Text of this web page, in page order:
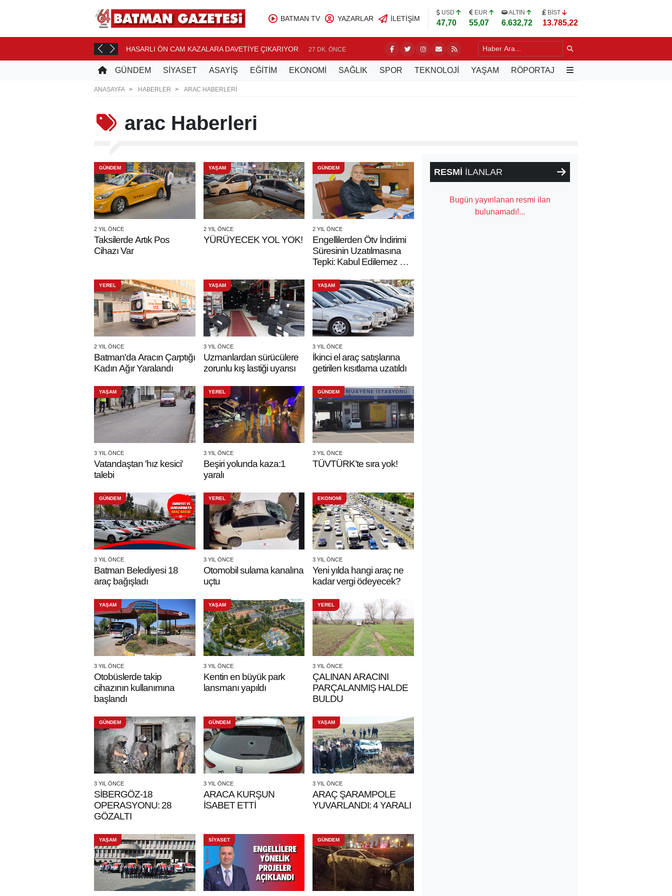
BATMAN TV YAZARLAR İLETIŞIM
USD
47,70
EUR
55,07
ALTIN
6.632,72
BİST
13.785,22
HASARLI ÖN CAM KAZALARA DAVETİYE ÇIKARIYOR 27 DK. ÖNCE BATMANLI GÜREŞÇİ U20 DÜNYA ŞAMPİYONASI'NDA
GÜNDEM SİYASET ASAYİŞ EĞİTİM EKONOMİ SAĞLIK SPOR TEKNOLOJİ YAŞAM RÖPORTAJ
ANASAYFA HABERLER ARAC HABERLERI
arac Haberleri
GÜNDEM
2 YIL ÖNCE
Taksilerde Artık Pos
Cihazı Var
YAŞAM
2 YIL ÖNCE
YÜRÜYECEK YOL YOK!
GÜNDEM
2 YIL ÖNCE
Engellilerden Ötv İndirimi
Süresinin Uzatılmasına
Tepki: Kabul Edilemez Bir
YEREL
2 YIL ÖNCE
Batman'da Aracın Çarptığı
Kadın Ağır Yaralandı
YAŞAM
3 YIL ÖNCE
Uzmanlardan sürücülere
zorunlu kış lastiği uyarısı
YAŞAM
3 YIL ÖNCE
İkinci el araç satışlarına
getirilen kısıtlama uzatıldı
YAŞAM
3 YIL ÖNCE
Vatandaştan 'hız kesici'
talebi
YEREL
3 YIL ÖNCE
Beşiri yolunda kaza:1
yaralı
GÜNDEM
3 YIL ÖNCE
TÜVTÜRK’te sıra yok!
GÜNDEM
3 YIL ÖNCE
Batman Belediyesi 18
araç bağışladı
YEREL
3 YIL ÖNCE
Otomobil sulama kanalına
uçtu
EKONOMİ
3 YIL ÖNCE
Yeni yılda hangi araç ne
kadar vergi ödeyecek?
YAŞAM
3 YIL ÖNCE
Otobüslerde takip
cihazının kullanımına
başlandı
YAŞAM
3 YIL ÖNCE
Kentin en büyük park
lansmanı yapıldı
YEREL
3 YIL ÖNCE
ÇALINAN ARACINI
PARÇALANMIŞ HALDE
BULDU
GÜNDEM
3 YIL ÖNCE
SİBERGÖZ-18
OPERASYONU: 28
GÖZALTI
GÜNDEM
3 YIL ÖNCE
ARACA KURŞUN
İSABET ETTİ
YAŞAM
3 YIL ÖNCE
ARAÇ ŞARAMPOLE
YUVARLANDI: 4 YARALI
YAŞAM SİYASET GÜNDEM
RESMİ İLANLAR
Bugün yayınlanan resmi ilan
bulunamadı!...